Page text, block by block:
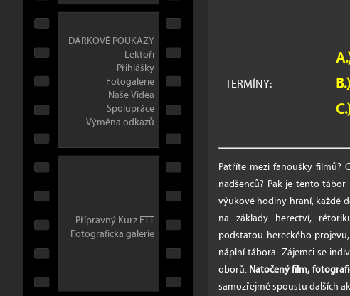
DÁRKOVÉ POUKAZY
Lektoři
Přihlášky
Fotogalerie
Naše Videa
Spolupráce
Výměna odkazů
Přípravný Kurz FTT
Fotograficka galerie
TERMÍNY:
Patříte mezi fanoušky filmů?
nadšenců? Pak je tento
výukové hodiny hraní, každé
na základy herectví,
podstatou hereckého
náplní tábora. Zájemci se
oborů.Natočený film,
samozřejmě spoustu dalších